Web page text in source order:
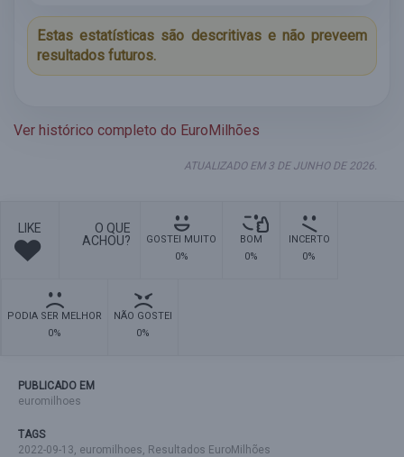
Estas estatísticas são descritivas e não preveem
resultados futuros.
Ver histórico completo do EuroMilhões
ATUALIZADO EM 3 DE JUNHO DE 2026.
LIKE
O QUE
ACHOU?
GOSTEI MUITO
0%
BOM
0%
INCERTO
0%
PODIA SER MELHOR
0%
NÃO GOSTEI
0%
PUBLICADO EM
euromilhoes
TAGS
2022-09-13, euromilhoes, Resultados EuroMilhões